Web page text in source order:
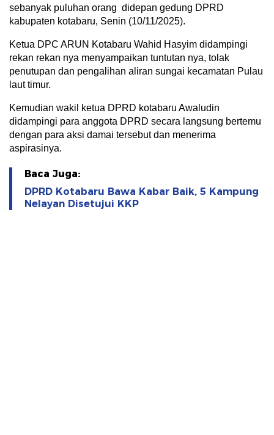
sebanyak puluhan orang didepan gedung DPRD
kabupaten kotabaru, Senin (10/11/2025).
Ketua DPC ARUN Kotabaru Wahid Hasyim didampingi
rekan rekan nya menyampaikan tuntutan nya, tolak
penutupan dan pengalihan aliran sungai kecamatan Pulau
laut timur.
Kemudian wakil ketua DPRD kotabaru Awaludin
didampingi para anggota DPRD secara langsung bertemu
dengan para aksi damai tersebut dan menerima
aspirasinya.
Baca Juga:
DPRD Kotabaru Bawa Kabar Baik, 5 Kampung
Nelayan Disetujui KKP